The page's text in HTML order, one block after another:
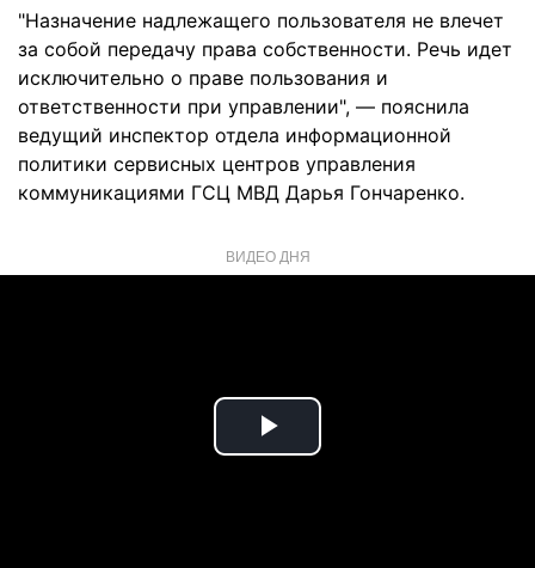
"Назначение надлежащего пользователя не влечет
за собой передачу права собственности. Речь идет
исключительно о праве пользования и
ответственности при управлении", — пояснила
ведущий инспектор отдела информационной
политики сервисных центров управления
коммуникациями ГСЦ МВД Дарья Гончаренко.
ВИДЕО ДНЯ
Play